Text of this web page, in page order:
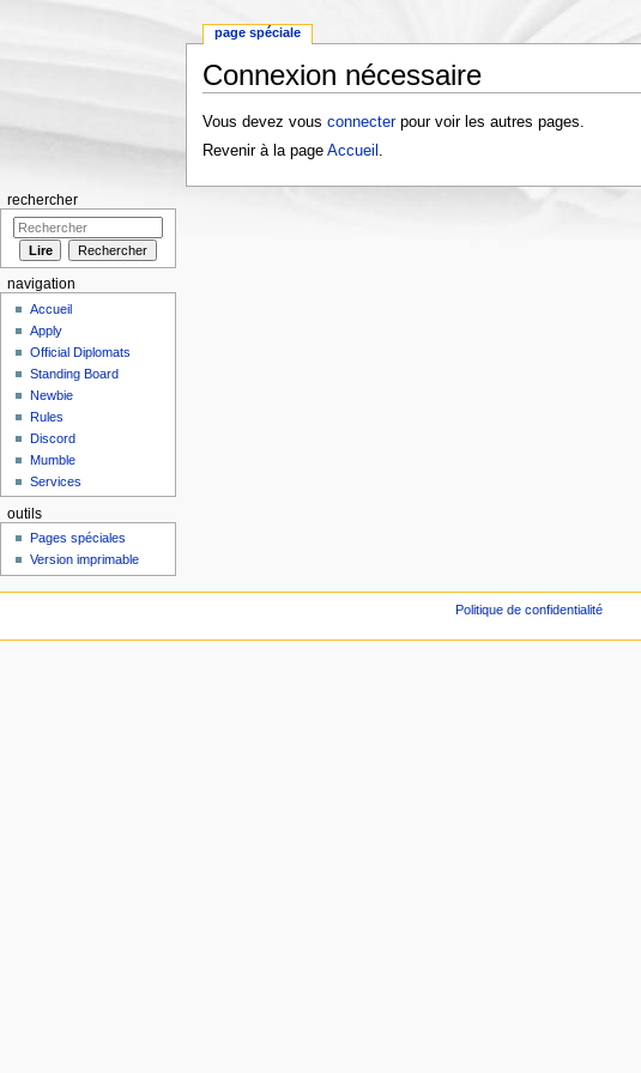
Connexion nécessaire
Vous devez vous connecterpour voir les autres pages.
Revenir à la page Accueil .
page spéciale
rechercher
navigation
Accueil
Apply
Official Diplomats
Standing Board
Newbie
Rules
Discord
Mumble
Services
outils
Pages spéciales
Version imprimable
Politique de confidentialité